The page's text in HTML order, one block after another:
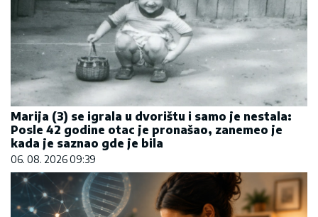
Marija (3) se igrala u dvorištu i samo je nestala:
Posle 42 godine otac je pronašao, zanemeo je
kada je saznao gde je bila
06. 08. 2026 09:39